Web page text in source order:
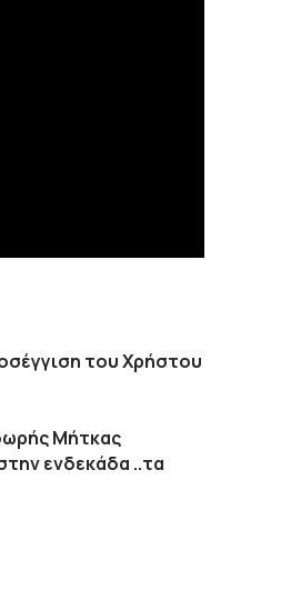
του Χρήστου
Μήτκας
ενδεκάδα ..τα